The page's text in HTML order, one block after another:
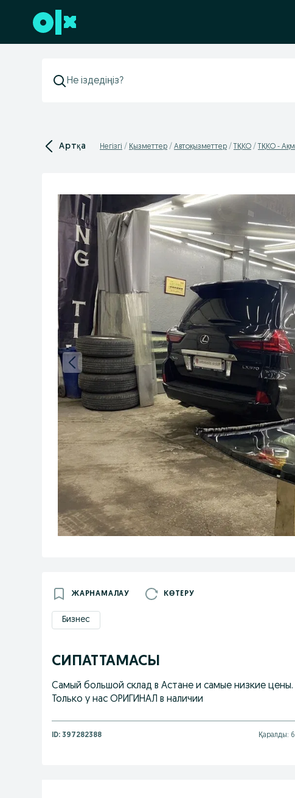
Төменгі деректемеге өту
Артқа Негізгі Қызметтер Автоқызметтер ТҚКО ТҚКО -
ЖАРНАМАЛАУ КӨТЕРУ
Бизнес
СИПАТТАМАСЫ
Самый большой склад в Астане и самые низкие цены.
Только у нас ОРИГИНАЛ в наличии
ID: 397282388 Қаралды: